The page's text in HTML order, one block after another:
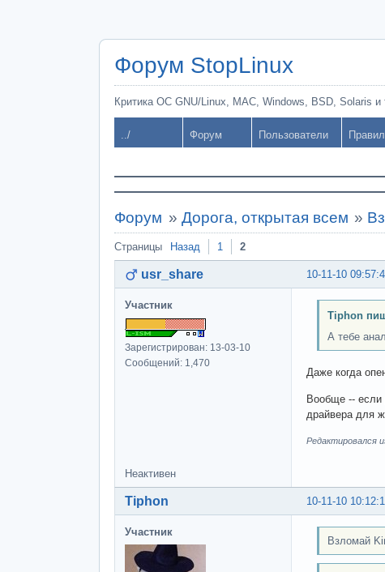
Форум StopLinux
Критика ОС GNU/Linux, MAC, Windows, BSD, Solaris и
../ Форум Пользователи
Форум » Дорога, открытая всем »
Страницы Назад 1 2
10-11-10
usr_share
Участник
Зарегистрирован: 13-03-10
Сообщений: 1,470
Tiphon
А тебе
Даже когда
Вообще -- если
драйвера для
Редактировался
Неактивен
10-11-10
Tiphon
Участник
Взломай